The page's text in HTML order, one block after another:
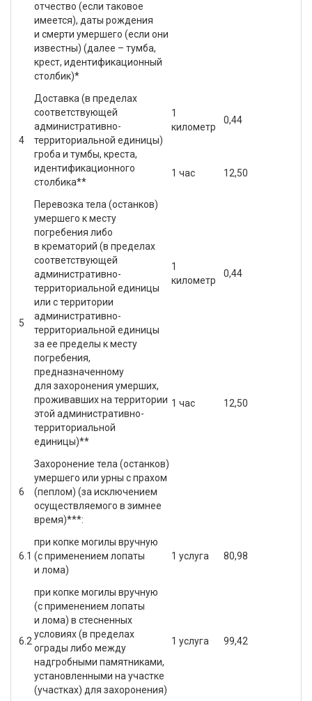
отчество (если таковое
имеется), даты рождения
и смерти умершего (если они
известны) (далее – тумба,
крест, идентификационный
столбик)*
4
Доставка (в пределах
соответствующей
административно-
территориальной единицы)
гроба и тумбы, креста,
идентификационного
столбика**
1
километр
0,44
1 час 12,50
5
Перевозка тела (останков)
умершего к месту
погребения либо
в крематорий (в пределах
соответствующей
административно-
территориальной единицы
или с территории
административно-
территориальной единицы
за ее пределы к месту
погребения,
предназначенному
для захоронения умерших,
проживавших на территории
этой административно-
территориальной
единицы)**
1
километр
0,44
1 час 12,50
6
Захоронение тела (останков)
умершего или урны с прахом
(пеплом) (за исключением
осуществляемого в зимнее
время)***:
6.1
при копке могилы вручную
(с применением лопаты
и лома)
1 услуга 80,98
6.2
при копке могилы вручную
(с применением лопаты
и лома) в стесненных
условиях (в пределах
ограды либо между
надгробными памятниками,
установленными на участке
(участках) для захоронения)
1 услуга 99,42